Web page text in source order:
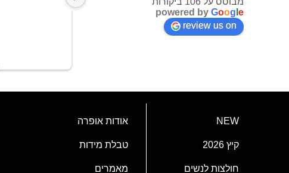
powered by Goog e
review us on
NEW
קיץ 2026
חולצות לנשים
אודות אופרה
טבלת מידות
מאמרים